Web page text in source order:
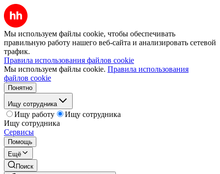
Мы используем файлы cookie, чтобы обеспечивать
правильную работу нашего веб-сайта и анализировать сетевой
трафик.
Правила использования файлов cookie
Мы используем файлы cookie. Правила использования
файлов cookie
Понятно
Ищу сотрудника
Ищу работу
Ищу сотрудника
Ищу сотрудника
Сервисы
Помощь
Ещё
Поиск